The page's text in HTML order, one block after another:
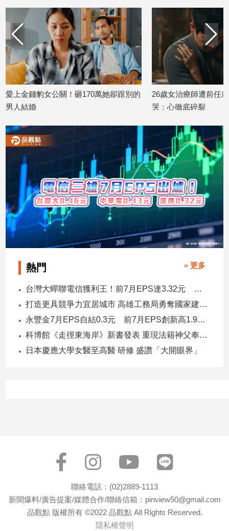
台
灣
觀
點
娛
樂
娛
樂
星
聞
流
行/
時
尚
追
活
室
愛上金錢豹女公關！砸170萬她卻跟別的
男人結婚
26歲女治療師遭前任
哭：心徹底碎裂
熱門 » 更多
台灣大蟬聯電信獲利王！前7月EPS達3.32元 中華電3.11、遠傳2.46元
打造更具競爭力宜居城市 高雄工務局勇奪國家建築界9大獎
永豐金7月EPS自結0.3元 前7月EPS創新高1.96元！
科博館《走徑東海岸》新書發表 重現法籍神父奉獻足跡與歷史日記
日本慶應大學女醫至高醫 研修 盛讚「大開眼界」
聯絡電話：(02)2889-1113
新聞爆料/廣告提案/媒體合作/聯絡信箱：pinview50@gmail.com
品觀點 版權所有 ©2022 品觀點 All Rights Reserved.
隱私權聲明